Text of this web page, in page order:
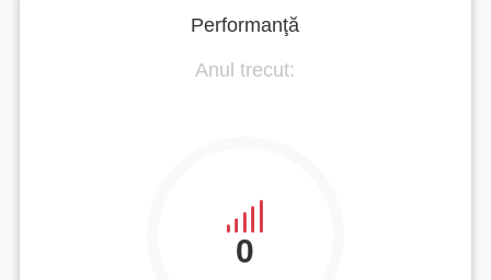
Performanţă
Anul trecut:
0